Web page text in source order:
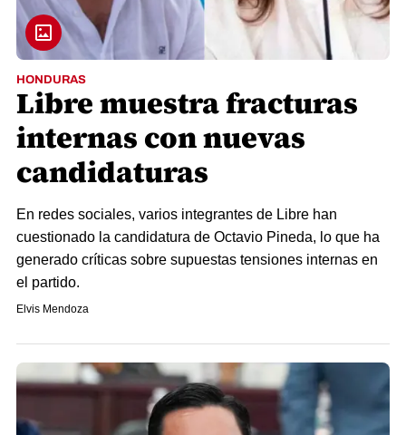
HONDURAS
Libre muestra fracturas
internas con nuevas
candidaturas
En redes sociales, varios integrantes de Libre han
cuestionado la candidatura de Octavio Pineda, lo que ha
generado críticas sobre supuestas tensiones internas en
el partido.
Elvis Mendoza